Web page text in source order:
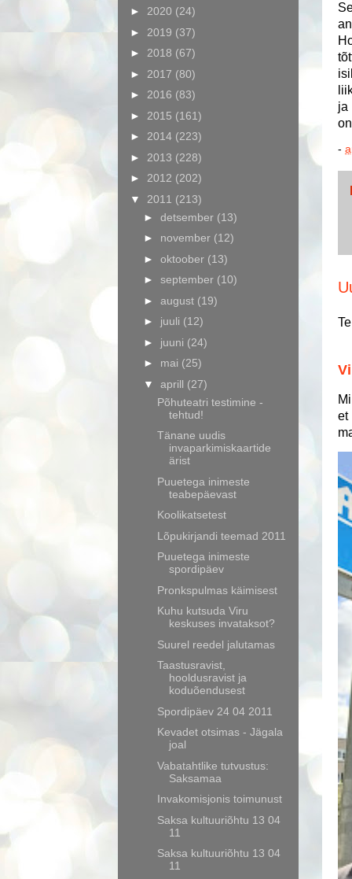
ja
-
et
► 2020 (24)
► 2019 (37)
► 2018 (67)
► 2017 (80)
► 2016 (83)
► 2015 (161)
► 2014 (223)
► 2013 (228)
► 2012 (202)
▼ 2011 (213)
► detsember (13)
► november (12)
► oktoober (13)
► september (10)
► august (19)
► juuli (12)
► juuni (24)
► mai (25)
▼ aprill (27)
Põhuteatri testimine -
tehtud!
Tänane uudis
invaparkimiskaartide
ärist
Puuetega inimeste
teabepäevast
Koolikatsetest
Lõpukirjandi teemad 2011
Puuetega inimeste
spordipäev
Pronkspulmas käimisest
Kuhu kutsuda Viru
keskuses invataksot?
Suurel reedel jalutamas
Taastusravist,
hooldusravist ja
koduõendusest
Spordipäev 24 04 2011
Kevadet otsimas - Jägala
joal
Vabatahtlike tutvustus:
Saksamaa
Invakomisjonis toimunust
Saksa kultuuriõhtu 13 04
11
Saksa kultuuriõhtu 13 04
11